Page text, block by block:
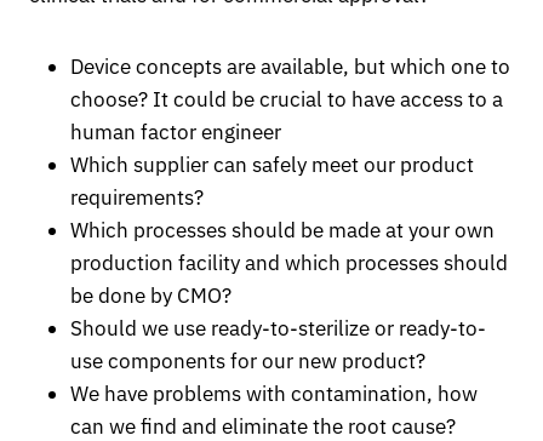
Device concepts are available, but which one to
choose? It could be crucial to have access to a
human factor engineer
Which supplier can safely meet our product
requirements?
Which processes should be made at your own
production facility and which processes should
be done by CMO?
Should we use ready-to-sterilize or ready-to-
use components for our new product?
We have problems with contamination, how
can we find and eliminate the root cause?